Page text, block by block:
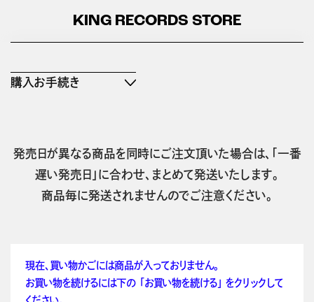
KING RECORDS STORE
購入お手続き
発売日が異なる商品を同時にご注文頂いた場合は、「一番
遅い発売日」に合わせ、まとめて発送いたします。
商品毎に発送されませんのでご注意ください。
現在、買い物かごには商品が入っておりません。
お買い物を続けるには下の 「お買い物を続ける」 をクリックして